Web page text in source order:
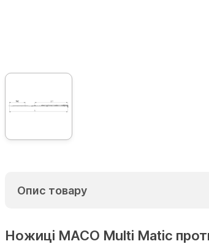
Опис товару
Ножиці МАСО Multi Matic